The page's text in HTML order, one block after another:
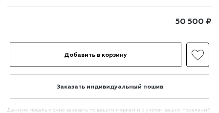
50 500 ₽
Добавить в корзину
Заказать индивидуальный пошив
Данную модель можно заказать по вашим меркам и с учётом ваших пожеланий